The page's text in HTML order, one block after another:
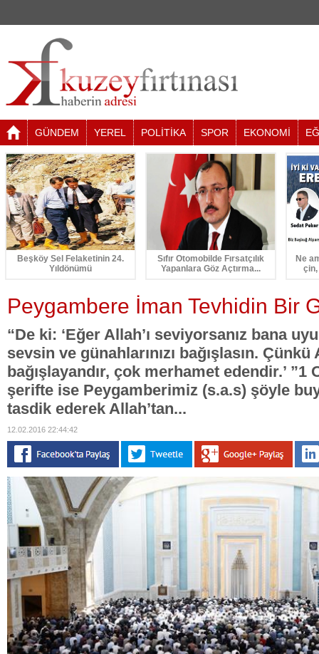
GÜNDEM YEREL POLİTİKA SPOR EKONOMİ
Beşköy Sel Felaketinin 24.
Yıldönümü
Sıfır Otomobilde Fırsatçılık
Yapanlara Göz Açtırma...
Ne
Peygambere İman Tevhidin Bir
“De ki: ‘Eğer Allah’ı seviyorsanız bana
sevsin ve günahlarınızı bağışlasın.
bağışlayandır, çok merhamet edendir.’
şerifte ise Peygamberimiz (s.a.s) şöyle
tasdik ederek Allah’tan...
12.02.2016 22:44:42